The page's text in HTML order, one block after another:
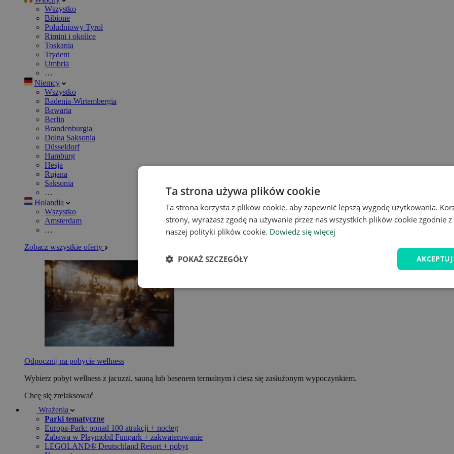
Wszystko
Bibione
Południowy Tyrol
Rimini i okolice
Toskania
Trydent
Umbria
…
Niemcy
Wszystko
Badenia-Wirtembergia
Bawaria
Berlin
Brandenburgia
Dolna Saksonia
Düsseldorf
Hamburg
Hesja
Rujana
Saksonia
…
Holandia
Wszystko
Amsterdam
…
Zobacz wszystkie oferty
Odpocznij na pobycie wellness
Wybierz pobyt wellness z jacuzzi, sauną lub basenem termalnym i ciesz się zasłużonym wypoczynkiem.
Chcę się zrelaksować
Wrażenia
Parki tematyczne
Europa-Park: ponad 100 atrakcji + nocleg
Zabawa w Playmobil Funpark + zakwaterowanie
LEGOLAND® Deutschland Resort + pobyt
Ta strona używa plików cookie
Ta strona korzysta z plików cookie, aby zapewnić lepszą wygodę użytkowania.
strony, wyrażasz zgodę na używanie przez nas wszystkich plików cookie zgodnie
naszej polityki plików cookie. Dowiedz się więcej
POKAŻ SZCZEGÓŁY